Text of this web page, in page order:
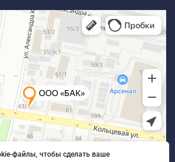
файлы, чтобы сделать ваше